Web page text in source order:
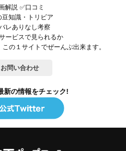
解説 ✅口コミ
豆知識・トリビア
レありなし考察
ービスで見られるか
の１サイトでぜーんぶ出来ます。
お問い合わせ
新の情報をチェック!